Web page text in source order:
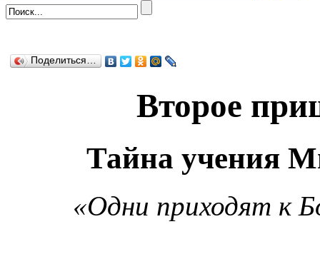
Поделиться…
Второе
Тайна учения
«Одни приходят к